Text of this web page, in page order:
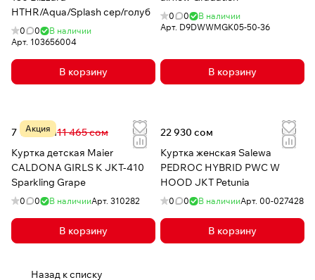
HTHR/Aqua/Splash сер/голуб
0 0
В наличии
Арт. 103656004
В корзину
0 0
В наличии
Арт. D9DWWMGK05-50-36
В корзину
Акция
7 156 сом11 465 сом
Куртка детская Maier
CALDONA GIRLS K JKT-410
Sparkling Grape
0 0 В наличииАрт. 310282
В корзину
22 930 сом
Куртка женская Salewa
PEDROC HYBRID PWC W
HOOD JKT Petunia
0 0 В наличииАрт. 00-027428
В корзину
Назад к списку